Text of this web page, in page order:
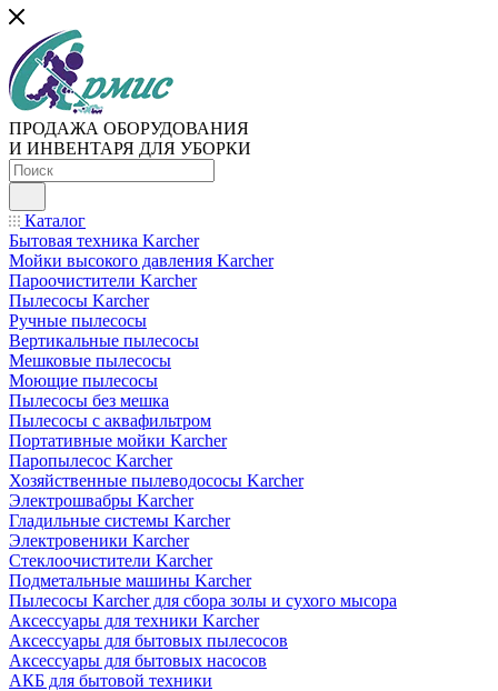
ПРОДАЖА ОБОРУДОВАНИЯ
И ИНВЕНТАРЯ ДЛЯ УБОРКИ
Каталог
Бытовая техника Karcher
Мойки высокого давления Karcher
Пароочистители Karcher
Пылесосы Karcher
Ручные пылесосы
Вертикальные пылесосы
Мешковые пылесосы
Моющие пылесосы
Пылесосы без мешка
Пылесосы с аквафильтром
Портативные мойки Karcher
Паропылесос Karcher
Хозяйственные пылеводососы Karcher
Электрошвабры Karcher
Гладильные системы Karcher
Электровеники Karcher
Стеклоочистители Karcher
Подметальные машины Karcher
Пылесосы Karcher для сбора золы и сухого мысора
Аксессуары для техники Karcher
Аксессуары для бытовых пылесосов
Аксессуары для бытовых насосов
АКБ для бытовой техники